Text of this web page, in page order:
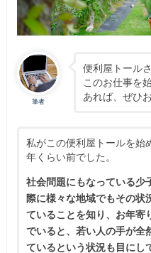
筆者
便利屋トール
このお仕事を
あれば、ぜひ
私がこの便利屋トールを始
年くらい前でした。
社会問題にもなっている少
際に様々な地域でもその状
ていることを知り、お年寄
でいると、若い人の手が全
ているという状況も目にし